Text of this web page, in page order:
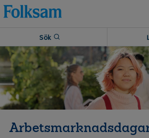
Till
navigation
Till
innehåll
Sök